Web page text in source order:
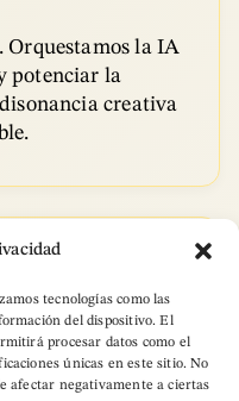
tecnologías como las
del dispositivo. El
procesar datos como el
únicas en este sitio. No
afectar negativamente a ciertas
Orquestamos la IA
potenciar la
creativa